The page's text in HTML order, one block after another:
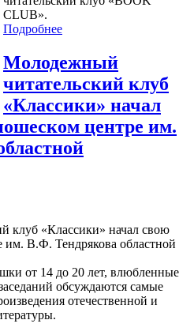
CLUB».
Подробнее
Молодежный
читательский клуб
«Классики» начал
центре им.
от 14 до 20 лет, влюбленные
обсуждаются самые
отечественной и